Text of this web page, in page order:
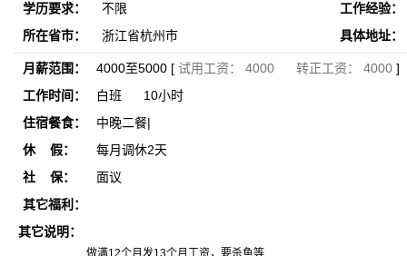
学历要求：
不限
工作经验：
所在省市：
浙江省杭州市 具体地址：
月薪范围： 4000至5000 [ 试用工资： 4000 转正工资： 4000 ]
工作时间：
白班 10小时
住宿餐食：
中晚二餐|
休 假：
每月调休2天
社 保：
面议
其它福利：
其它说明：
做满12个月发13个月工资，要杀鱼等